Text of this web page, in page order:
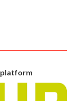
platform